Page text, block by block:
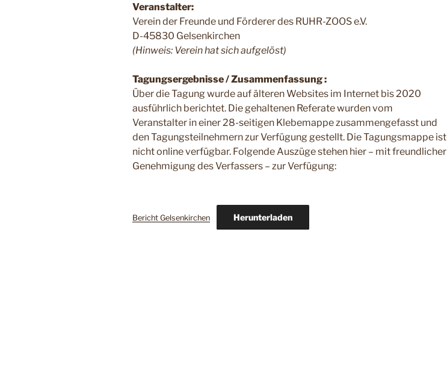
Veranstalter:
Verein der Freunde und Förderer des RUHR-ZOOS e.V.
D-45830 Gelsenkirchen
(Hinweis: Verein hat sich aufgelöst)
Tagungsergebnisse / Zusammenfassung :
Über die Tagung wurde auf älteren Websites im Internet bis 2020
ausführlich berichtet. Die gehaltenen Referate wurden vom
Veranstalter in einer 28-seitigen Klebemappe zusammengefasst und
den Tagungsteilnehmern zur Verfügung gestellt. Die Tagungsmappe ist
nicht online verfügbar. Folgende Auszüge stehen hier – mit freundlicher
Genehmigung des Verfassers – zur Verfügung:
Bericht Gelsenkirchen Herunterladen